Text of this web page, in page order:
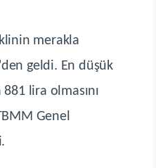
merakla
geldi. En düşük
lira olmasını
Genel